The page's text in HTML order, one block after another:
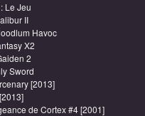
Le Jeu
II
Havoc
X2
2
Sword
[2013]
de Cortex #4 [2001]